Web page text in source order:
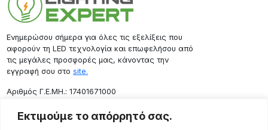
Εκτιμούμε το απόρρητό σας.
Ενημερώσου σήμερα για όλες τις εξελίξεις που
αφορούν τη LED τεχνολογία και επωφελήσου από
τις μεγάλες προσφορές μας, κάνοντας την
εγγραφή σου στο site.
Aριθμός Γ.Ε.ΜΗ.: 17401671000
Επικοινωνία